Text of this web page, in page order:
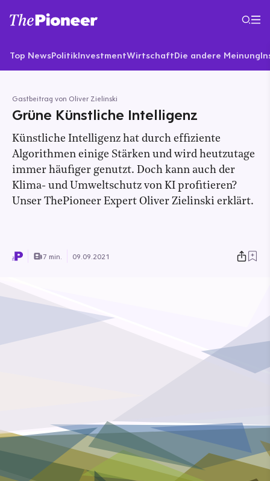
Top NewsPolitikInvestmentWirtschaftDie andere Meinung
Gastbeitrag von Oliver Zielinski
Grüne Künstliche Intelligenz
Künstliche Intelligenz hat durch effiziente
Algorithmen einige Stärken und wird heutzutage
immer häufiger genutzt. Doch kann auch der
Klima- und Umweltschutz von KI profitieren?
Unser ThePioneer Expert Oliver Zielinski erklärt.
7 min. 09.09.2021